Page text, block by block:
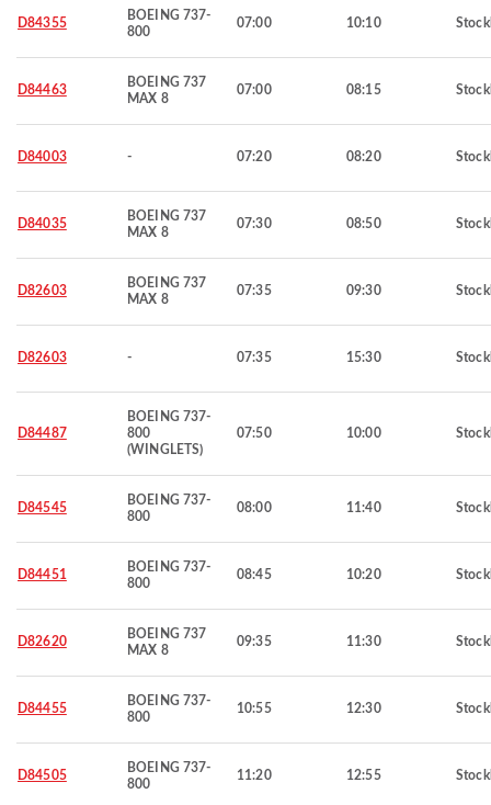
D84355
BOEING 737-
800
07:00 10:10
D84463
BOEING 737
MAX 8
07:00 08:15
D84003 - 07:20 08:20
D84035
BOEING 737
MAX 8
07:30 08:50
D82603
BOEING 737
MAX 8
07:35 09:30
D82603 - 07:35 15:30
D84487
BOEING 737-
800
(WINGLETS)
07:50 10:00
D84545
BOEING 737-
800
08:00 11:40
D84451
BOEING 737-
800
08:45 10:20
D82620
BOEING 737
MAX 8
09:35 11:30
D84455
BOEING 737-
800
10:55 12:30
D84505
BOEING 737-
800
11:20 12:55